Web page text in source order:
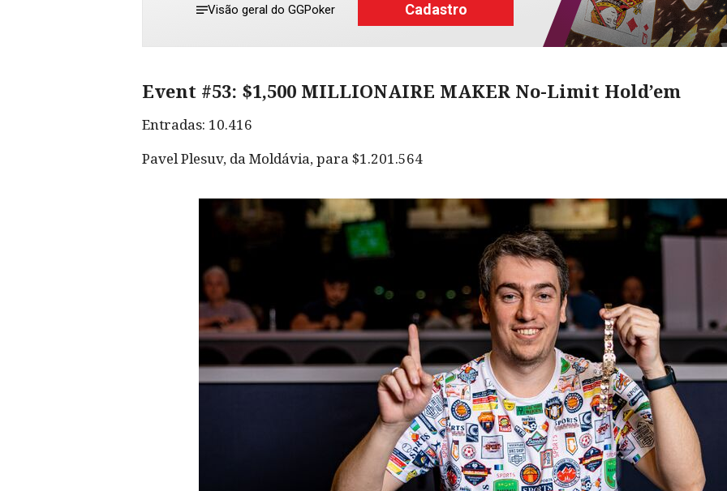
Visão geral do GGPoker Cadastro
Event #53: $1,500 MILLIONAIRE MAKER No-Limit Hold’em
Entradas: 10.416
Pavel Plesuv, da Moldávia, para $1.201.564